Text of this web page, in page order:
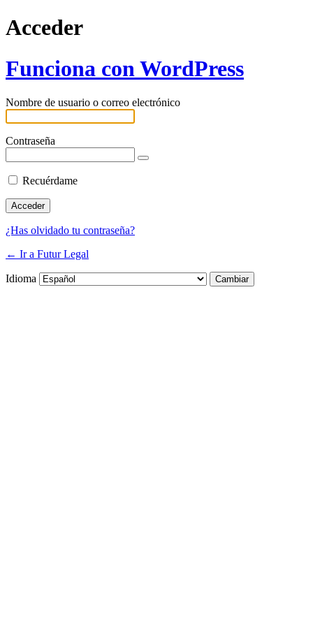
Acceder
Funciona con WordPress
Nombre de usuario o correo electrónico
Contraseña
Recuérdame
¿Has olvidado tu contraseña?
← Ir a Futur Legal
Idioma